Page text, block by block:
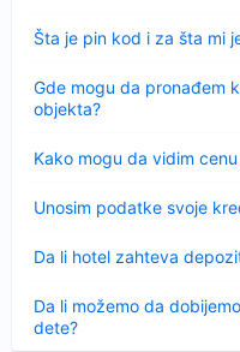
Šta je pin kod i za šta mi
Sažeto
Gde mogu da pronađem
objekta?
Kako mogu da vidim
Unosim podatke svoje
Da li hotel zahteva
Da li možemo da
dete?